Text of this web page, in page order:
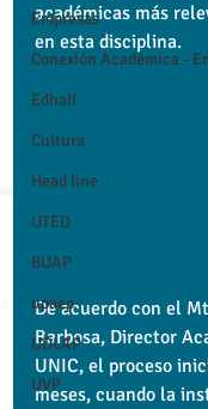
Empresas
Conexión Académica -
Edhalí
Cultura
Head line
UTED
BUAP
upaep
UDLAP
UVP
académicas más
en esta disciplina.
De acuerdo con el
Barbosa, Director
UNIC, el proceso
meses, cuando la